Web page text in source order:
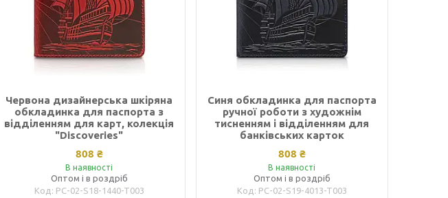
Червона дизайнерська шкіряна
обкладинка для паспорта з
відділенням для карт, колекція
"Discoveries"
808 ₴
В наявності
Оптом і в роздріб
PC-02-S18-1440-T003
Синя обкладинка для паспорта
ручної роботи з художнім
тисненням і відділенням для
банківських карток
808 ₴
В наявності
Оптом і в роздріб
PC-02-S19-4013-T003